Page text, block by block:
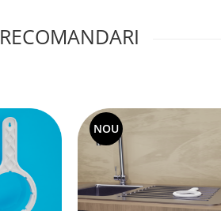
RECOMANDARI
NOU